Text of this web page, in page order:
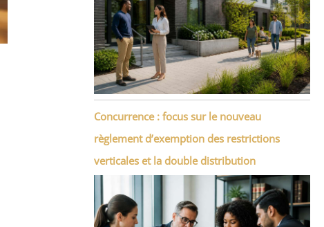
Concurrence : focus sur le nouveau
règlement d’exemption des restrictions
verticales et la double distribution